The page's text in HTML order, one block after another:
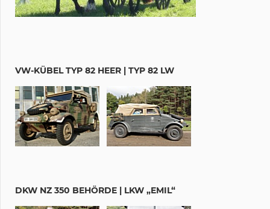
VW-KÜBEL TYP 82 HEER | TYP 82 LW
DKW NZ 350 BEHÖRDE | LKW „EMIL“